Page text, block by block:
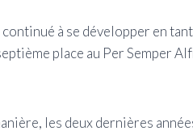
à se développer en
place au Per Semper
les deux dernières